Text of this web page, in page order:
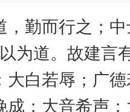
勤而行之；
为道。故建言
白若辱；广
；大音希声